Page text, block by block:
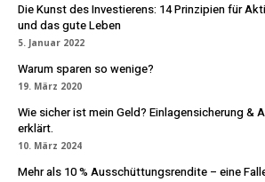
Die Kunst des Investierens: 14 Prinzipien für
und das gute Leben
5. Januar 2022
Warum sparen so wenige?
19. März 2020
Wie sicher ist mein Geld? Einlagensicherung &
erklärt.
10. März 2024
Mehr als 10 % Ausschüttungsrendite – eine